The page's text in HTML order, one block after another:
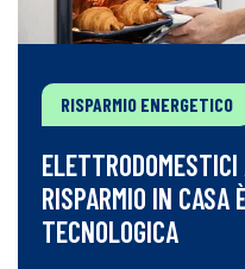
RISPARMIO ENERGETICO
RISPARMIO IN CASA
TECNOLOGICA